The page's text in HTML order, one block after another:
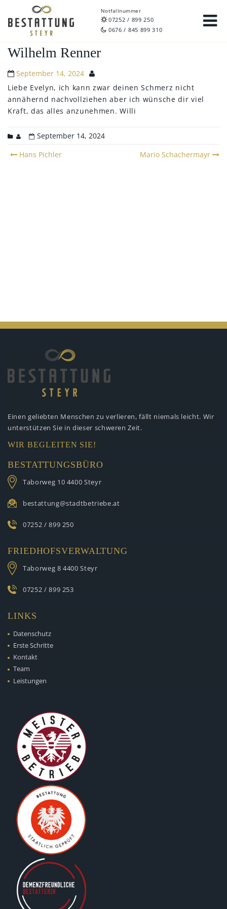
Notfallnummer
07252 / 899 250
0676 / 845 899 310
Wilhelm Renner
September 14, 2024
Liebe Evelyn, ich kann zwar deinen Schmerz nicht
annähernd nachvollziehen aber ich wünsche dir viel
Kraft, das alles anzunehmen. Willi
September 14, 2024
Post
Hans Pichler Mario Schachermayr
Einen geliebten Menschen zu verlieren, fällt niemals leicht. Wir
unterstützen Sie in dieser schweren Zeit.
WIR BEGLEITEN SIE!
BESTATTUNGSBÜRO
Taborweg 10 4400 Steyr
bestattung@stadtbetriebe.at
07252 / 899 250
FRIEDHOFSVERWALTUNG
Taborweg 8 4400 Steyr
07252 / 899 253
LINKS
Datenschutz
Erste Schritte
Kontakt
Team
Leistungen